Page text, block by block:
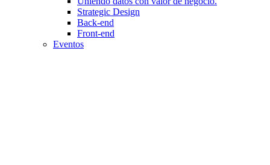
Strategic Design
Back-end
Front-end
Eventos